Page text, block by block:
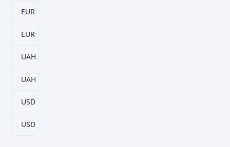
EUR
EUR
UAH
UAH
USD
USD